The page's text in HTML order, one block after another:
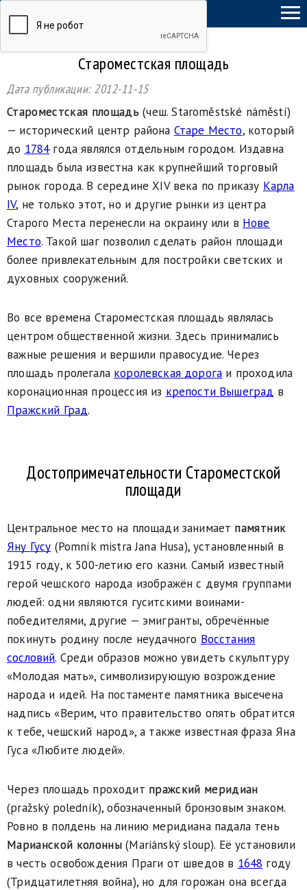
ТыСамСебеГид
Староместская площадь
Дата публикации: 2012-11-15
Староместская площадь (чеш. Staroměstské náměstí)
— исторический центр района Старе Место, который
до 1784года являлся отдельным городом. Издавна
площадь была известна как крупнейший торговый
рынок города. В середине XIV века по приказу Карла
IV, не только этот, но и другие рынки из центра
Старого Места перенесли на окраину или в Нове
Место. Такой шаг позволил сделать район площади
более привлекательным для постройки светских и
духовных сооружений.
Во все времена Староместская площадь являлась
центром общественной жизни. Здесь принимались
важные решения и вершили правосудие. Через
площадь пролегала королевская дорога и проходила
коронационная процессия из крепости Вышеград в
Пражский Град.
Достопримечательности Староместской
площади
Центральное место на площади занимает памятник
Яну Гусу (Pomník mistra Jana Husa), установленный в
1915 году, к 500-летию его казни. Самый известный
герой чешского народа изображён с двумя группами
людей: одни являются гуситскими воинами-
победителями, другие — эмигранты, обречённые
покинуть родину после неудачного Восстания
сословий. Среди образов можно увидеть скульптуру
«Молодая мать», символизирующую возрождение
народа и идей. На постаменте памятника высечена
надпись «Верим, что правительство опять обратится
к тебе, чешский народ», а также известная фраза Яна
Гуса «Любите людей».
Через площадь проходит пражский меридиан
(pražský poledník), обозначенный бронзовым знаком.
Ровно в полдень на линию меридиана падала тень
Марианской колонны (Mariánský sloup). Её установили
в честь освобождения Праги от шведов в 1648 году
(Тридцатилетняя война), но для горожан она всегда